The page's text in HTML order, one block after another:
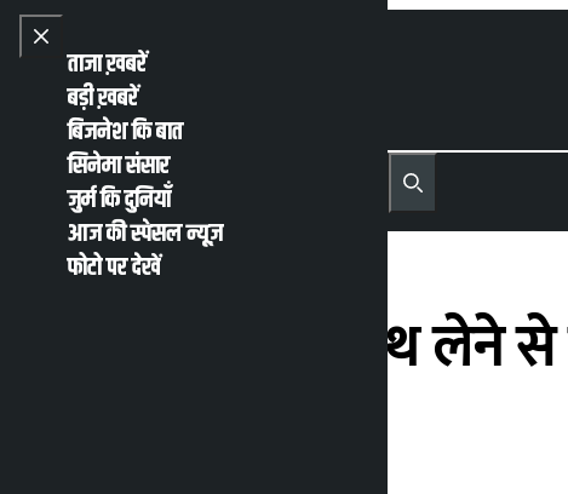
Skip to content
Close menu
ताजा ख़बरें
बड़ी ख़बरें
बिजनेश कि बात
सिनेमा संसार
जुर्म कि दुनियाँ
आज की स्पेसल न्यूज़
फोटो पर देखें
Open main menu
MENU Recent NewsTrending News
Search
पीएम ओली के शपथ लेने से